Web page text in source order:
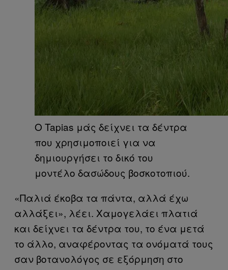
Ο Tapias μάς δείχνει τα δέντρα
που χρησιμοποιεί για να
δημιουργήσει το δικό του
μοντέλο δασώδους βοσκοτοπιού.
«Παλιά έκοβα τα πάντα, αλλά έχω
αλλάξει», λέει. Χαμογελάει πλατιά
και δείχνει τα δέντρα του, το ένα μετά
το άλλο, αναφέροντας τα ονόματά τους
σαν βοτανολόγος σε εξόρμηση στο